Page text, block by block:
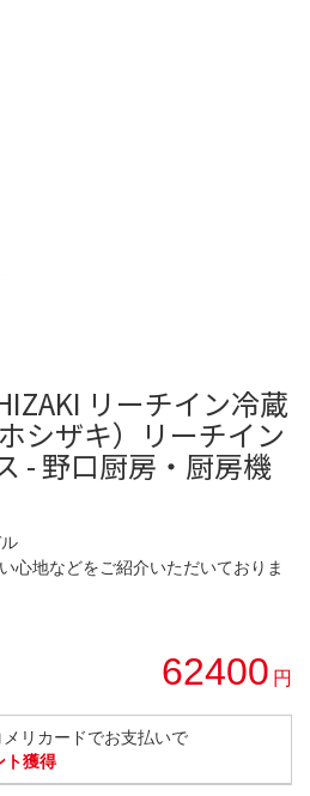
リーチイン冷蔵
シザキ）リーチイン
- 野口厨房・厨房機
心地などをご紹介いただいておりま
62400 円
リカードでお支払いで
ト獲得